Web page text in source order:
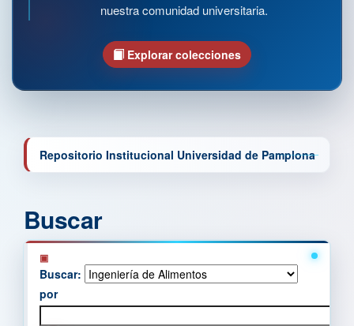
nuestra comunidad universitaria.
Explorar colecciones
Repositorio Institucional Universidad de Pamplona
Buscar
Buscar:
por